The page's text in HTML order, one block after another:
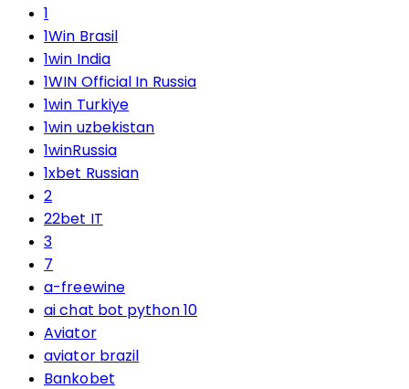
1
1Win Brasil
1win India
1WIN Official In Russia
1win Turkiye
1win uzbekistan
1winRussia
1xbet Russian
2
22bet IT
3
7
a-freewine
ai chat bot python 10
Aviator
aviator brazil
Bankobet